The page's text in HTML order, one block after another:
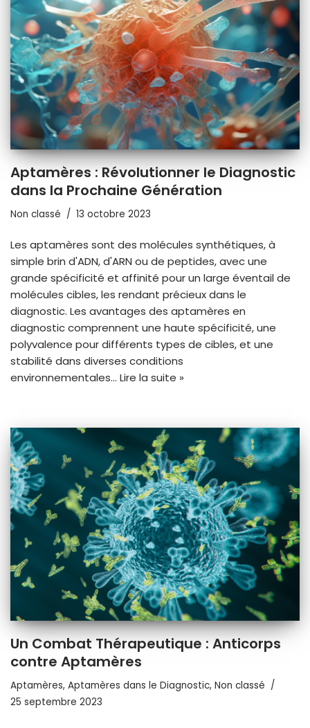
Aptamères : Révolutionner le Diagnostic
dans la Prochaine Génération
Non classé 13 octobre 2023
Les aptamères sont des molécules synthétiques, à
simple brin d'ADN, d'ARN ou de peptides, avec une
grande spécificité et affinité pour un large éventail de
molécules cibles, les rendant précieux dans le
diagnostic. Les avantages des aptamères en
diagnostic comprennent une haute spécificité, une
polyvalence pour différents types de cibles, et une
stabilité dans diverses conditions
environnementales… Lire la suite »
Un Combat Thérapeutique : Anticorps
contre Aptamères
Aptamères, Aptamères dans le Diagnostic, Non classé
25 septembre 2023